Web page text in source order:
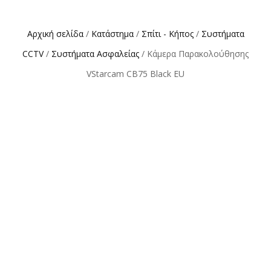
Αρχική σελίδα/ Κατάστημα/ Σπίτι - Κήπος/ Συστήματα
CCTV/ Συστήματα Ασφαλείας / Κάμερα Παρακολούθησης
VStarcam CB75 Black EU